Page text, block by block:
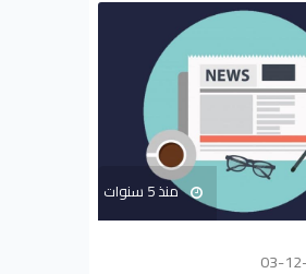
منذ 5 سنوات